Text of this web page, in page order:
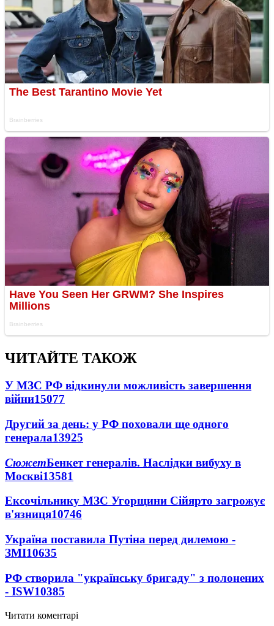
ЧИТАЙТЕ ТАКОЖ
У МЗС РФ відкинули можливість завершення
війни15077
Другий за день: у РФ поховали ще одного
генерала13925
СюжетБенкет генералів. Наслідки вибуху в
Москві13581
Ексочільнику МЗС Угорщини Сійярто загрожує
в'язниця10746
Україна поставила Путіна перед дилемою -
ЗМІ10635
РФ створила "українську бригаду" з полонених
- ISW10385
Читати коментарі